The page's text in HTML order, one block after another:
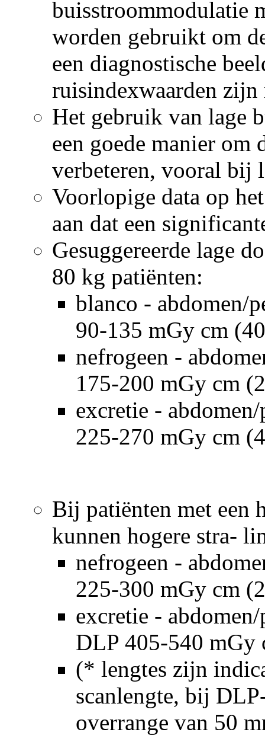
buisstroommodulatie
worden gebruikt om
een diagnostische
ruisindexwaarden zijn
Het gebruik van lage
een goede manier om
verbeteren, vooral bij
Voorlopige data op
aan dat een
Gesuggereerde lage
80 kg patiënten:
blanco - abdomen/
90-135 mGy cm
nefrogeen -
175-200 mGy cm
excretie -
225-270 mGy cm
Bij patiënten met een
kunnen hogere stra-
nefrogeen -
225-300 mGy cm
excretie -
DLP 405-540
(* lengtes zijn
scanlengte, bij
overrange van 50